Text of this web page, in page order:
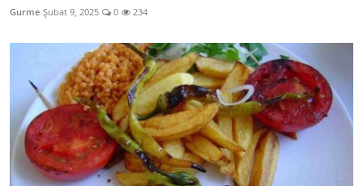
Gurme Şubat 9, 2025 0 234